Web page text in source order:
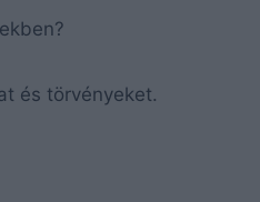
és törvényeket.